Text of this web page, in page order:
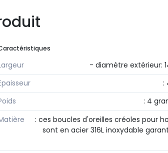
- diamètre extérieur:
:
: 4
: ces boucles d'oreilles créoles pour
sont en acier 316L inoxydable